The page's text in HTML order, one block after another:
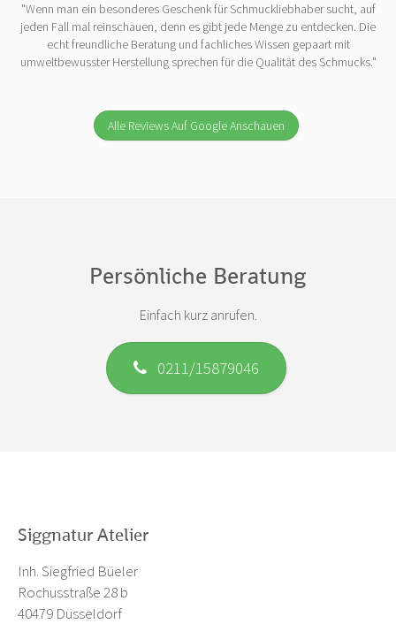
"Wenn man ein besonderes Geschenk für Schmuckliebhaber sucht, auf
jeden Fall mal reinschauen, denn es gibt jede Menge zu entdecken. Die
echt freundliche Beratung und fachliches Wissen gepaart mit
umweltbewusster Herstellung sprechen für die Qualität des Schmucks."
Alle Reviews Auf Google Anschauen
Persönliche Beratung
Einfach kurz anrufen.
0211/15879046
Siggnatur Atelier
Inh. Siegfried Büeler
Rochusstraße 28 b
40479 Düsseldorf